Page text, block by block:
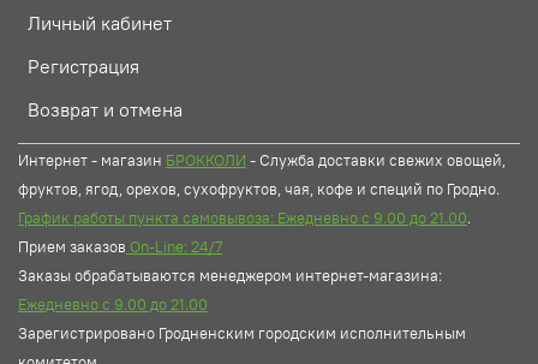
Личный кабинет
Регистрация
Возврат и отмена
Интернет - магазин БРОККОЛИ - Служба доставки свежих овощей,
фруктов, ягод, орехов, сухофруктов, чая, кофе и специй по Гродно.
График работы пункта самовывоза: Ежедневно с 9.00 до 21.00.
Прием заказов On-Line: 24/7
Заказы обрабатываются менеджером интернет-магазина:
Ежедневно с 9.00 до 21.00
Зарегистрировано Гродненским городским исполнительным